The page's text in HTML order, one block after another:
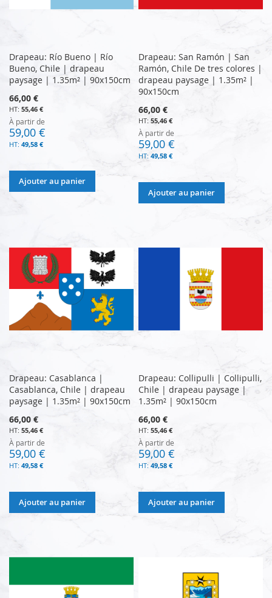
Drapeau: Río Bueno | Río
Bueno, Chile | drapeau
paysage | 1.35m² | 90x150cm
66,00 €
55,46 €
À partir de
59,00 €
49,58 €
Ajouter au panier
Drapeau: San Ramón | San
Ramón, Chile De tres colores |
drapeau paysage | 1.35m² |
90x150cm
66,00 €
55,46 €
À partir de
59,00 €
49,58 €
Ajouter au panier
Drapeau: Casablanca |
Casablanca, Chile | drapeau
paysage | 1.35m² | 90x150cm
66,00 €
55,46 €
À partir de
59,00 €
49,58 €
Ajouter au panier
Drapeau: Collipulli | Collipulli,
Chile | drapeau paysage |
1.35m² | 90x150cm
66,00 €
55,46 €
À partir de
59,00 €
49,58 €
Ajouter au panier